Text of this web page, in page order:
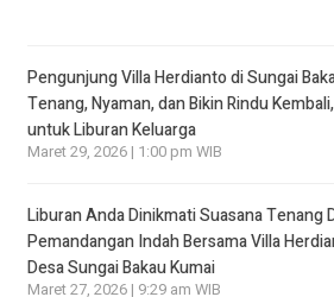
Pengunjung Villa Herdianto di Sungai
Tenang, Nyaman, dan Bikin Rindu
untuk Liburan Keluarga
Maret 29, 2026 | 1:00 pm WIB
Liburan Anda Dinikmati Suasana Tenang
Pemandangan Indah Bersama Villa
Desa Sungai Bakau Kumai
Maret 27, 2026 | 9:29 am WIB